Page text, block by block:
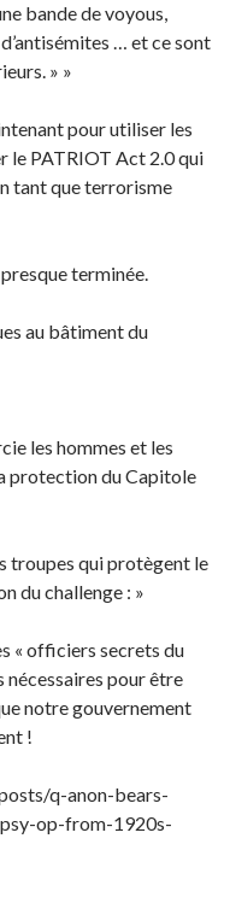
bande de voyous,
… et ce sont
» »
pour utiliser les
le PATRIOT Act 2.0 qui
tant que terrorisme
terminée.
au bâtiment du
les hommes et les
protection du Capitole
troupes qui protègent le
du challenge : »
« officiers secrets du
nécessaires pour être
notre gouvernement
!
q-anon-bears-
op-from-1920s-